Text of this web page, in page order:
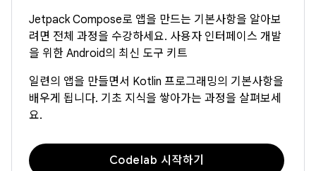
Jetpack Compose로 앱을 만드는 기본사항을 알아보
려면 전체 과정을 수강하세요. 사용자 인터페이스 개발
을 위한 Android의 최신 도구 키트
일련의 앱을 만들면서 Kotlin 프로그래밍의 기본사항을
배우게 됩니다. 기초 지식을 쌓아가는 과정을 살펴보세
요.
Codelab 시작하기